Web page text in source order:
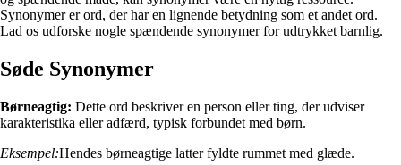
Synonymer er ord, der har en lignende betydning som et andet ord.
Lad os udforske nogle spændende synonymer for udtrykket barnlig.
Søde Synonymer
Børneagtig: Dette ord beskriver en person eller ting, der udviser
karakteristika eller adfærd, typisk forbundet med børn.
Eksempel:Hendes børneagtige latter fyldte rummet med glæde.